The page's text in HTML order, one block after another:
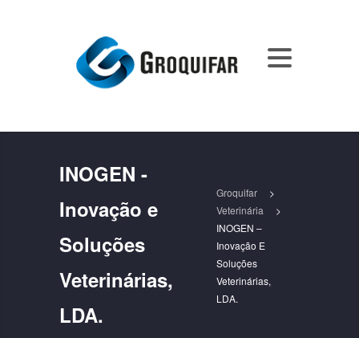
INOGEN -
Inovação e
Soluções
Veterinárias,
LDA.
Groquifar
>
Veterinária
>
INOGEN –
Inovação E
Soluções
Veterinárias,
LDA.